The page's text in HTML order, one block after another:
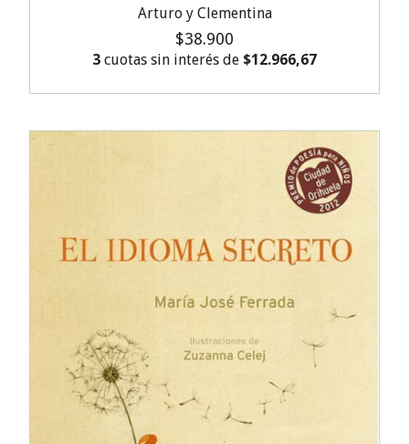
Arturo y Clementina
$38.900
3 cuotas sin interés de $12.966,67